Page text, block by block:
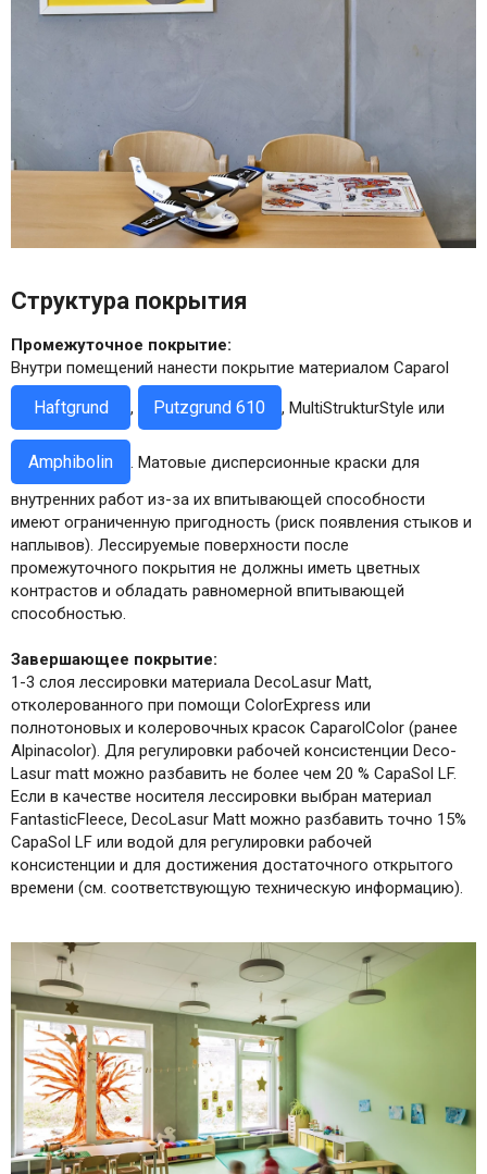
Структура покрытия
Промежуточное покрытие:
Внутри помещений нанести покрытие материалом Caparol
Haftgrund , Putzgrund 610 , MultiStrukturStyle или
Amphibolin
. Матовые дисперсионные краски для
внутренних работ из-за их впитывающей способности
имеют ограниченную пригодность (риск появления стыков и
наплывов). Лессируемые поверхности после
промежуточного покрытия не должны иметь цветных
контрастов и обладать равномерной впитывающей
способностью.
Завершающее покрытие:
1-3 слоя лессировки материала DecoLasur Matt,
отколерованного при помощи ColorExpress или
полнотоновых и колеровочных красок CaparolColor (ранее
Alpinacolor). Для регулировки рабочей консистенции Deco-
Lasur matt можно разбавить не более чем 20 % CapaSol LF.
Если в качестве носителя лессировки выбран материал
FantasticFleece, DecoLasur Matt можно разбавить точно 15%
CapaSol LF или водой для регулировки рабочей
консистенции и для достижения достаточного открытого
времени (см. соответствующую техническую информацию).